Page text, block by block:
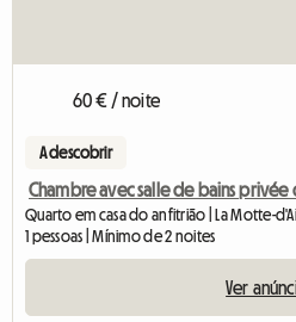
60 € / noite
A descobrir
Chambre avec salle de bains privée
Quarto em casa do anfitrião | La Motte-
1 pessoas | Mínimo de 2 noites
Ver